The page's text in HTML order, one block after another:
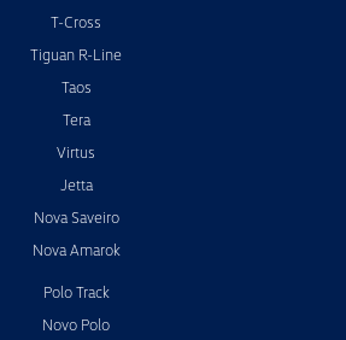
T-Cross
Tiguan R-Line
Taos
Tera
Virtus
Jetta
Nova Saveiro
Nova Amarok
Polo Track
Novo Polo